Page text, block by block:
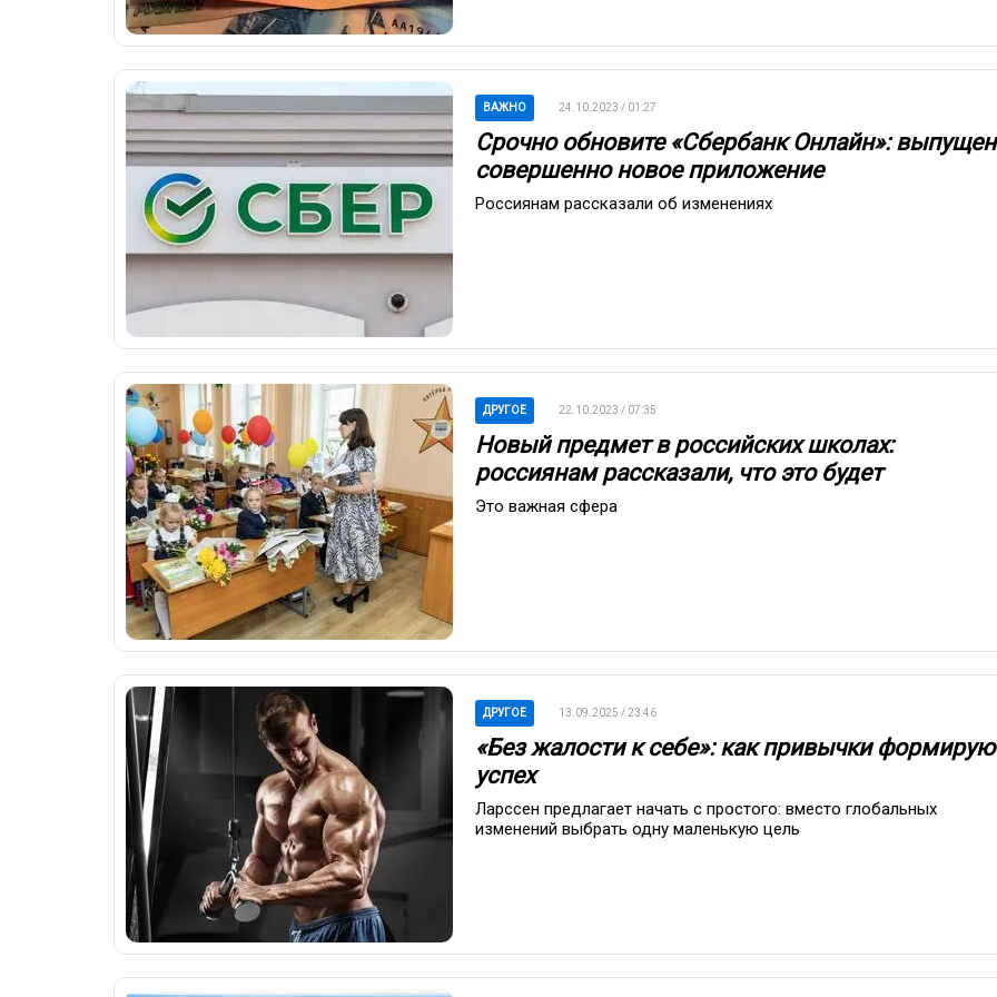
ВАЖНО 24.10.2023 / 01:27
Срочно обновите «Сбербанк Онлайн»:
совершенно новое приложение
Россиянам рассказали об изменениях
ДРУГОЕ 22.10.2023 / 07:35
Новый предмет в российских школах:
россиянам рассказали, что это будет
Это важная сфера
ДРУГОЕ 13.09.2025 / 23:46
«Без жалости к себе»: как привычки
успех
Ларссен предлагает начать с простого: вместо глобальных
изменений выбрать одну маленькую цель